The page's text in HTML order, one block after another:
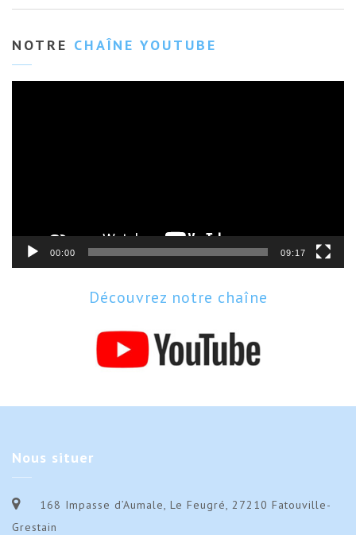
NOTRE CHAÎNE YOUTUBE
00:00 09:17
Découvrez notre chaîne
Nous situer
168 Impasse d’Aumale, Le Feugré, 27210 Fatouville-
Grestain